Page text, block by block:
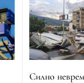
Силно